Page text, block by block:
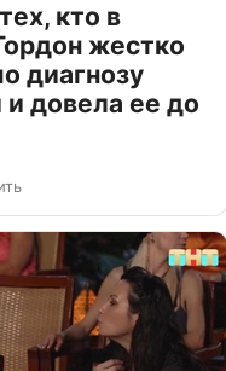
кто в
жестко
диагнозу
довела ее до